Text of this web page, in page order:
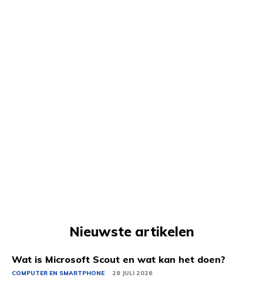
Nieuwste artikelen
Wat is Microsoft Scout en wat kan het doen?
COMPUTER EN SMARTPHONE 28 JULI 2026